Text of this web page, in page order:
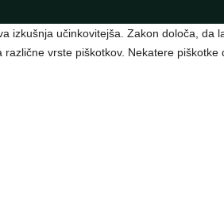
učinkovitejša. Zakon določa,
vrste piškotkov. Nekatere